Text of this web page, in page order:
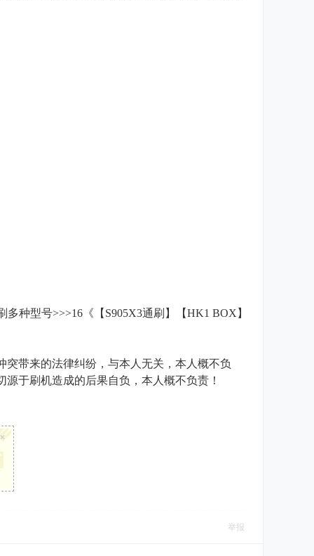
种型号>>>16《【S905X3通刷】【HK1 BOX】
带来的法律纠纷，与本人无关，本人概不负
于刷机造成的后果自负，本人概不负责！
×
举报